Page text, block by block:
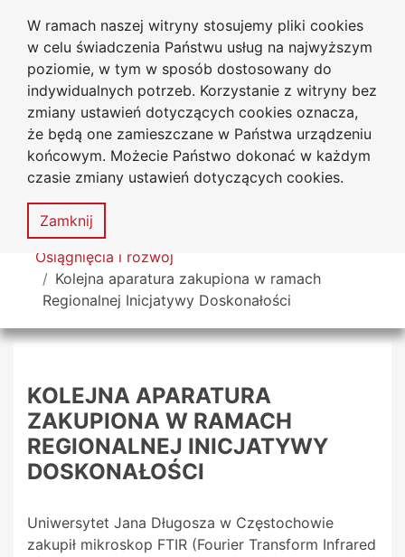
W ramach naszej witryny stosujemy pliki cookies
w celu świadczenia Państwu usług na najwyższym
poziomie, w tym w sposób dostosowany do
indywidualnych potrzeb. Korzystanie z witryny bez
zmiany ustawień dotyczących cookies oznacza,
że będą one zamieszczane w Państwa urządzeniu
końcowym. Możecie Państwo dokonać w każdym
czasie zmiany ustawień dotyczących cookies.
Zamknij
Przejdź do głównego menu
Przejdź do treści
Przejdź do wyszukiwarki
Przejdź do mapy serwisu
Uniwersytet
Jana Długosza w Częstochowie
Mapa
serwisu
MENU
Tutaj jesteś
Osiągnięcia i rozwój
Kolejna aparatura zakupiona w ramach
Regionalnej Inicjatywy Doskonałości
KOLEJNA APARATURA
ZAKUPIONA W RAMACH
REGIONALNEJ INICJATYWY
DOSKONAŁOŚCI
Uniwersytet Jana Długosza w Częstochowie
zakupił mikroskop FTIR (Fourier Transform Infrared